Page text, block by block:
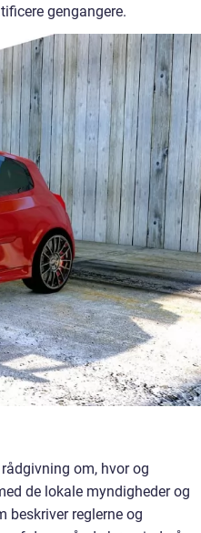
gengangere.
om, hvor og
de lokale myndigheder og
beskriver reglerne og